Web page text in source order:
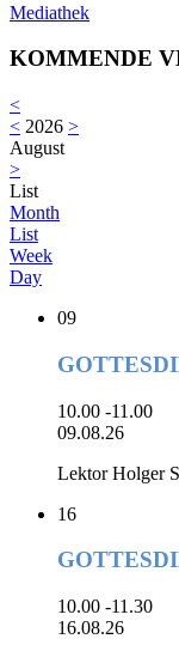
Mediathek
KOMMENDE
<
< 2026 >
August
>
List
Month
List
Week
Day
09
10.00 -11.00
09.08.26
Lektor Holger
16
10.00 -11.30
16.08.26